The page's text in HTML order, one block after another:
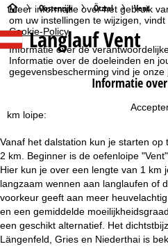
Meer informatie over het gebruik
om uw instellingen te wijzigen,
Cookie-Policy.
Informatie over de
Informatie over de doeleinden en
gegevensbescherming vind je onze
S
t
a
t
Oostenrijk Ötztal Vent
Langlauf Vent
Informatie
km loipe:
Vanaf het dalstation kun je starten
2 km. Beginner is de oefenloipe
Hier kun je over een lengte van 1 km
langzaam wennen aan langlaufen of
voorkeur geeft aan meer
en een gemiddelde
een geschikt alternatief. Het
Längenfeld, Gries en Niederthai is